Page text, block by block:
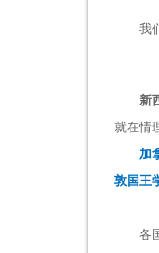
我
新
就在情
加
敦国王
各